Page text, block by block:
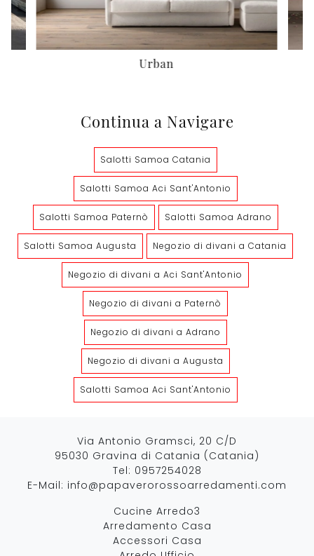
Urban
Continua a Navigare
Salotti Samoa Catania
Salotti Samoa Aci Sant'Antonio
Salotti Samoa Paternò Salotti Samoa Adrano
Salotti Samoa Augusta Negozio di divani a Catania
Negozio di divani a Aci Sant'Antonio
Negozio di divani a Paternò
Negozio di divani a Adrano
Negozio di divani a Augusta
Salotti Samoa Aci Sant'Antonio
Via Antonio Gramsci, 20 C/D
95030 Gravina di Catania (Catania)
Tel: 0957254028
E-Mail: info@papaverorossoarredamenti.com
Cucine Arredo3
Arredamento Casa
Accessori Casa